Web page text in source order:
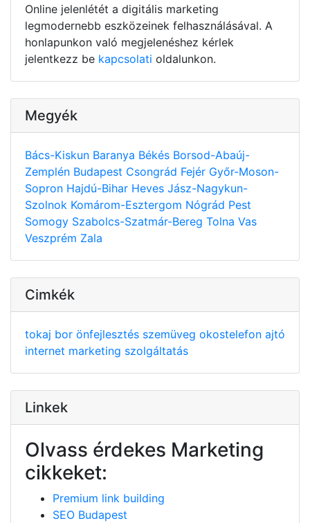
Online jelenlétét a digitális marketing
legmodernebb eszközeinek felhasználásával. A
honlapunkon való megjelenéshez kérlek
jelentkezz be kapcsolati oldalunkon.
Megyék
Bács-Kiskun Baranya Békés Borsod-Abaúj-
Zemplén Budapest Csongrád Fejér Győr-Moson-
Sopron Hajdú-Bihar Heves Jász-Nagykun-
Szolnok Komárom-Esztergom Nógrád Pest
Somogy Szabolcs-Szatmár-Bereg Tolna Vas
Veszprém Zala
Cimkék
tokaj bor önfejlesztés szemüveg okostelefon ajtó
internet marketing szolgáltatás
Linkek
Olvass érdekes Marketing
cikkeket:
Premium link building
SEO Budapest